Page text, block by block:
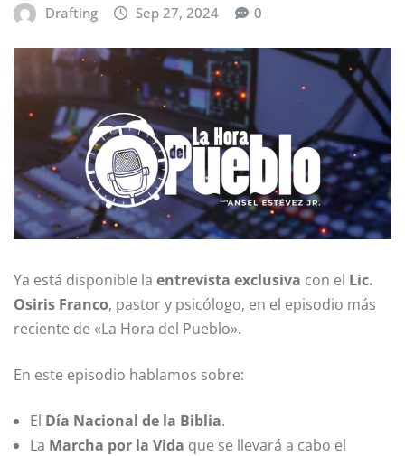
Drafting Sep 27, 2024 0
Ya está disponible la entrevista exclusiva con el Lic.
Osiris Franco, pastor y psicólogo, en el episodio más
reciente de «La Hora del Pueblo».
En este episodio hablamos sobre:
El Día Nacional de la Biblia.
La Marcha por la Vida que se llevará a cabo el